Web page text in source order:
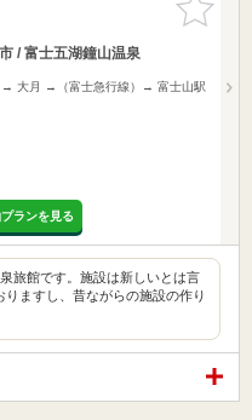
りに追加
/ 富士五湖鐘山温泉
大月 →（富士急行線）→ 富士山駅
ランを見る
旅館です。施設は新しいとは言
ますし、昔ながらの施設の作り